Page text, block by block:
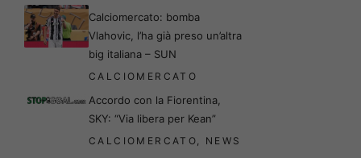
Calciomercato: bomba
Vlahovic, l’ha già preso un’altra
big italiana – SUN
CALCIOMERCATO
Accordo con la Fiorentina,
SKY: “Via libera per Kean”
CALCIOMERCATO, NEWS